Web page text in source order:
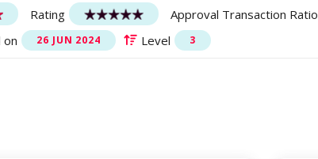
Rating
Approval Transaction Ratio
on 26 JUN 2024 Level 3